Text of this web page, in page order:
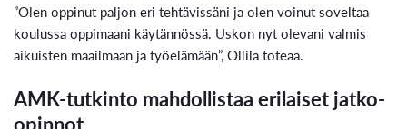
”Olen oppinut paljon eri tehtävissäni ja olen voinut soveltaa
koulussa oppimaani käytännössä. Uskon nyt olevani valmis
aikuisten maailmaan ja työelämään”, Ollila toteaa.
AMK-tutkinto mahdollistaa erilaiset jatko-